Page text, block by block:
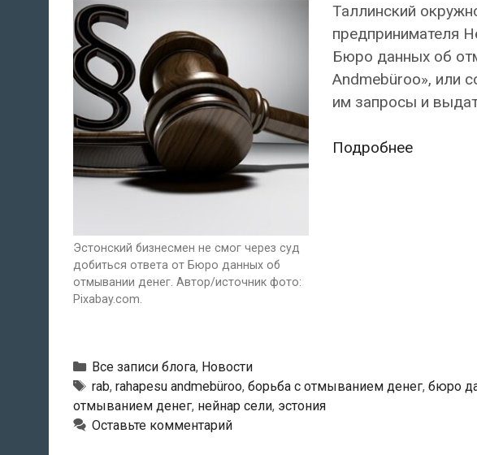
Эстонский бизнесмен не смог через суд
добиться ответа от Бюро данных об
отмывании денег. Автор/источник фото:
Pixabay.com.
Таллинский
предпринимателя
Бюро данных об
Andmebüroo», или
им запросы и
ПодробнееЭстонский
об
Рубрики
Все записи блога, Новости
Тэги
rab, rahapesu andmebüroo, борьба с отмыванием денег, бюро
отмыванием денег, нейнар сели, эстония
Оставьте комментарий